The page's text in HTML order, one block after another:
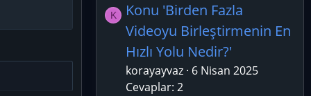
K
Konu 'Birden Fazla
Videoyu Birleştirmenin En
Hızlı Yolu Nedir?'
korayayvaz 6 Nisan 2025
Cevaplar: 2